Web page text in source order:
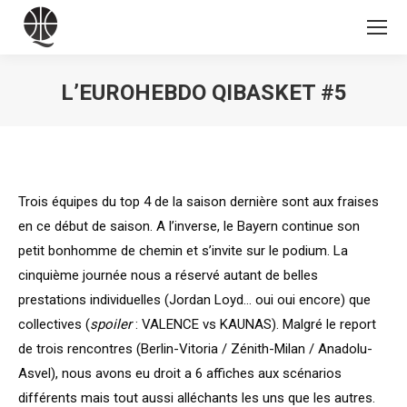
L’EUROHEBDO QIBASKET #5
Trois équipes du top 4 de la saison dernière sont aux fraises
en ce début de saison. A l’inverse, le Bayern continue son
petit bonhomme de chemin et s’invite sur le podium. La
cinquième journée nous a réservé autant de belles
prestations individuelles (Jordan Loyd… oui oui encore) que
collectives (spoiler: VALENCE vs KAUNAS). Malgré le report
de trois rencontres (Berlin-Vitoria / Zénith-Milan / Anadolu-
Asvel), nous avons eu droit a 6 affiches aux scénarios
différents mais tout aussi alléchants les uns que les autres.